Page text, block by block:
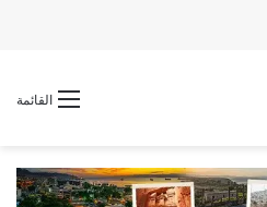
القائمة